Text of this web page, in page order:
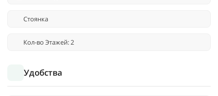
Стоянка
Кол-во Этажей: 2
Удобства